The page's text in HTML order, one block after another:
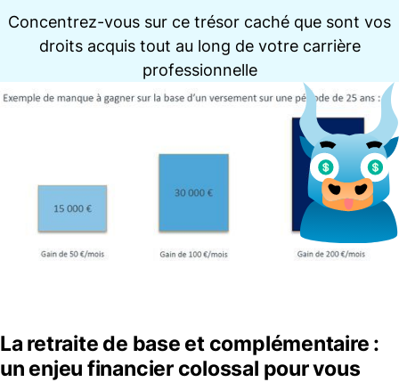
Concentrez-vous sur ce trésor caché que sont vos
droits acquis tout au long de votre carrière
professionnelle
La retraite de base et complémentaire :
un enjeu financier colossal pour vous